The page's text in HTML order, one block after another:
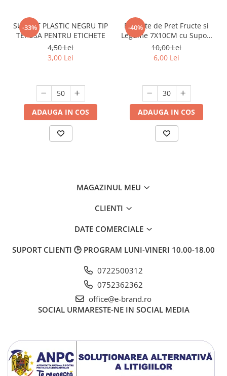
-33%
SUPORT PLASTIC NEGRU TIP
TEPUSA PENTRU ETICHETE
4,50 Lei
3,00 Lei
ADAUGA IN COS
-40%
Etichete de Pret Fructe si
Legume 7X10CM cu Suport
5cm
10,00 Lei
6,00 Lei
ADAUGA IN COS
MAGAZINUL MEU
CLIENTI
DATE COMERCIALE
SUPORT CLIENTI 🕒 PROGRAM LUNI-VINERI 10.00-18.00
0722500312
0752362362
office@e-brand.ro
SOCIAL URMARESTE-NE IN SOCIAL MEDIA